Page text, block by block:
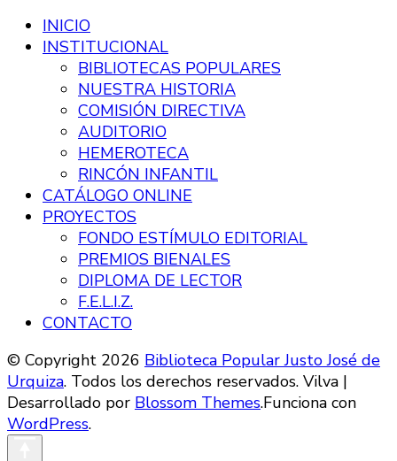
INICIO
INSTITUCIONAL
BIBLIOTECAS POPULARES
NUESTRA HISTORIA
COMISIÓN DIRECTIVA
AUDITORIO
HEMEROTECA
RINCÓN INFANTIL
CATÁLOGO ONLINE
PROYECTOS
FONDO ESTÍMULO EDITORIAL
PREMIOS BIENALES
DIPLOMA DE LECTOR
F.E.L.I.Z.
CONTACTO
© Copyright 2026 Biblioteca Popular Justo José de
Urquiza. Todos los derechos reservados. Vilva |
Desarrollado por Blossom Themes.Funciona con
WordPress.